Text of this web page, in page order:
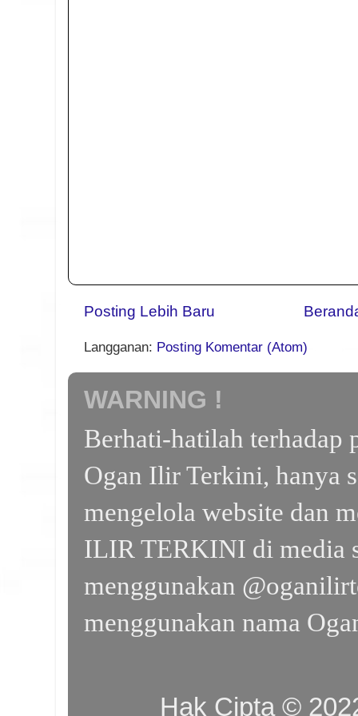
Posting Lebih Baru
Langganan: Posting Komentar (Atom)
WARNING !
Berhati-hatilah terhadap
Ogan Ilir Terkini, hanya
mengelola website dan
ILIR TERKINI di media
menggunakan
menggunakan nama
Hak Cipta ©